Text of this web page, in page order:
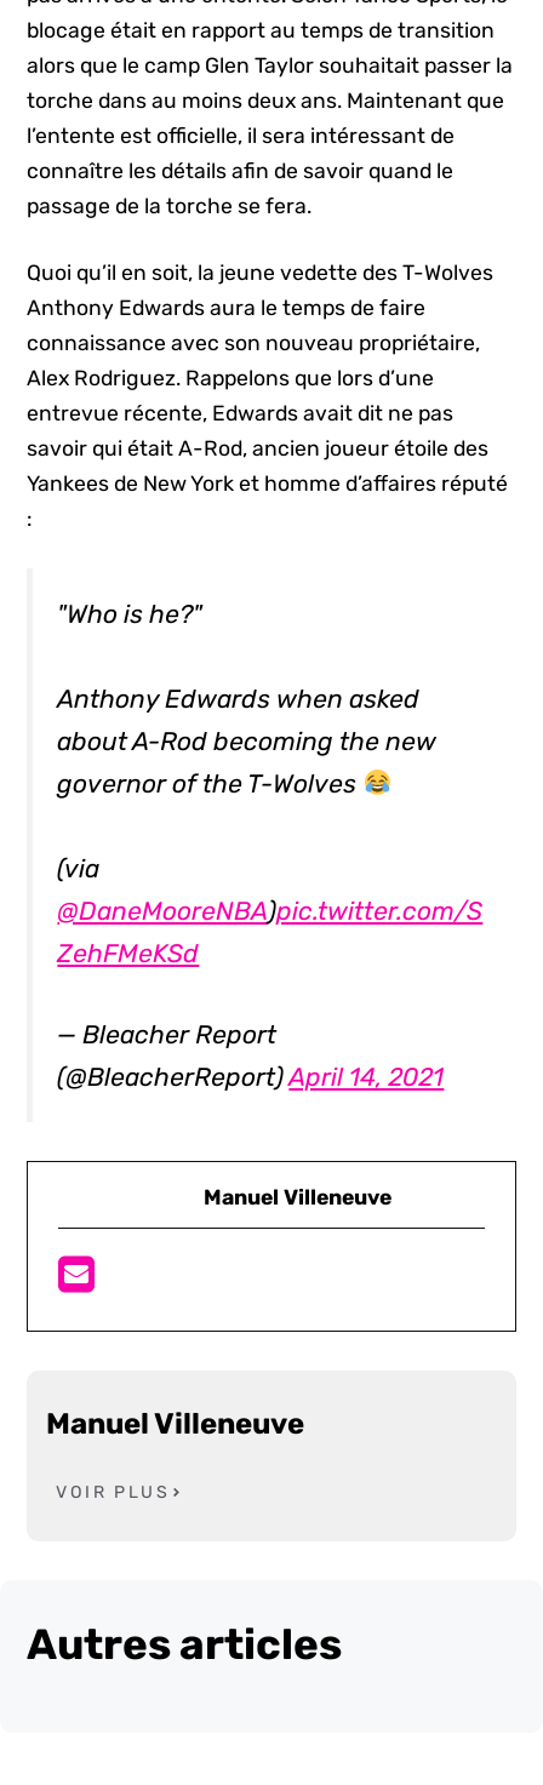
blocage était en rapport au temps de transition
alors que le camp Glen Taylor souhaitait passer la
torche dans au moins deux ans. Maintenant que
l’entente est officielle, il sera intéressant de
connaître les détails afin de savoir quand le
passage de la torche se fera.
Quoi qu’il en soit, la jeune vedette des T-Wolves
Anthony Edwards aura le temps de faire
connaissance avec son nouveau propriétaire,
Alex Rodriguez. Rappelons que lors d’une
entrevue récente, Edwards avait dit ne pas
savoir qui était A-Rod, ancien joueur étoile des
Yankees de New York et homme d’affaires réputé
:
"Who is he?"
Anthony Edwards when asked
about A-Rod becoming the new
governor of the T-Wolves
(via
@DaneMooreNBA)pic.twitter.com/S
ZehFMeKSd
— Bleacher Report
(@BleacherReport)April 14, 2021
Manuel Villeneuve
Manuel Villeneuve
VOIR PLUS
Autres articles